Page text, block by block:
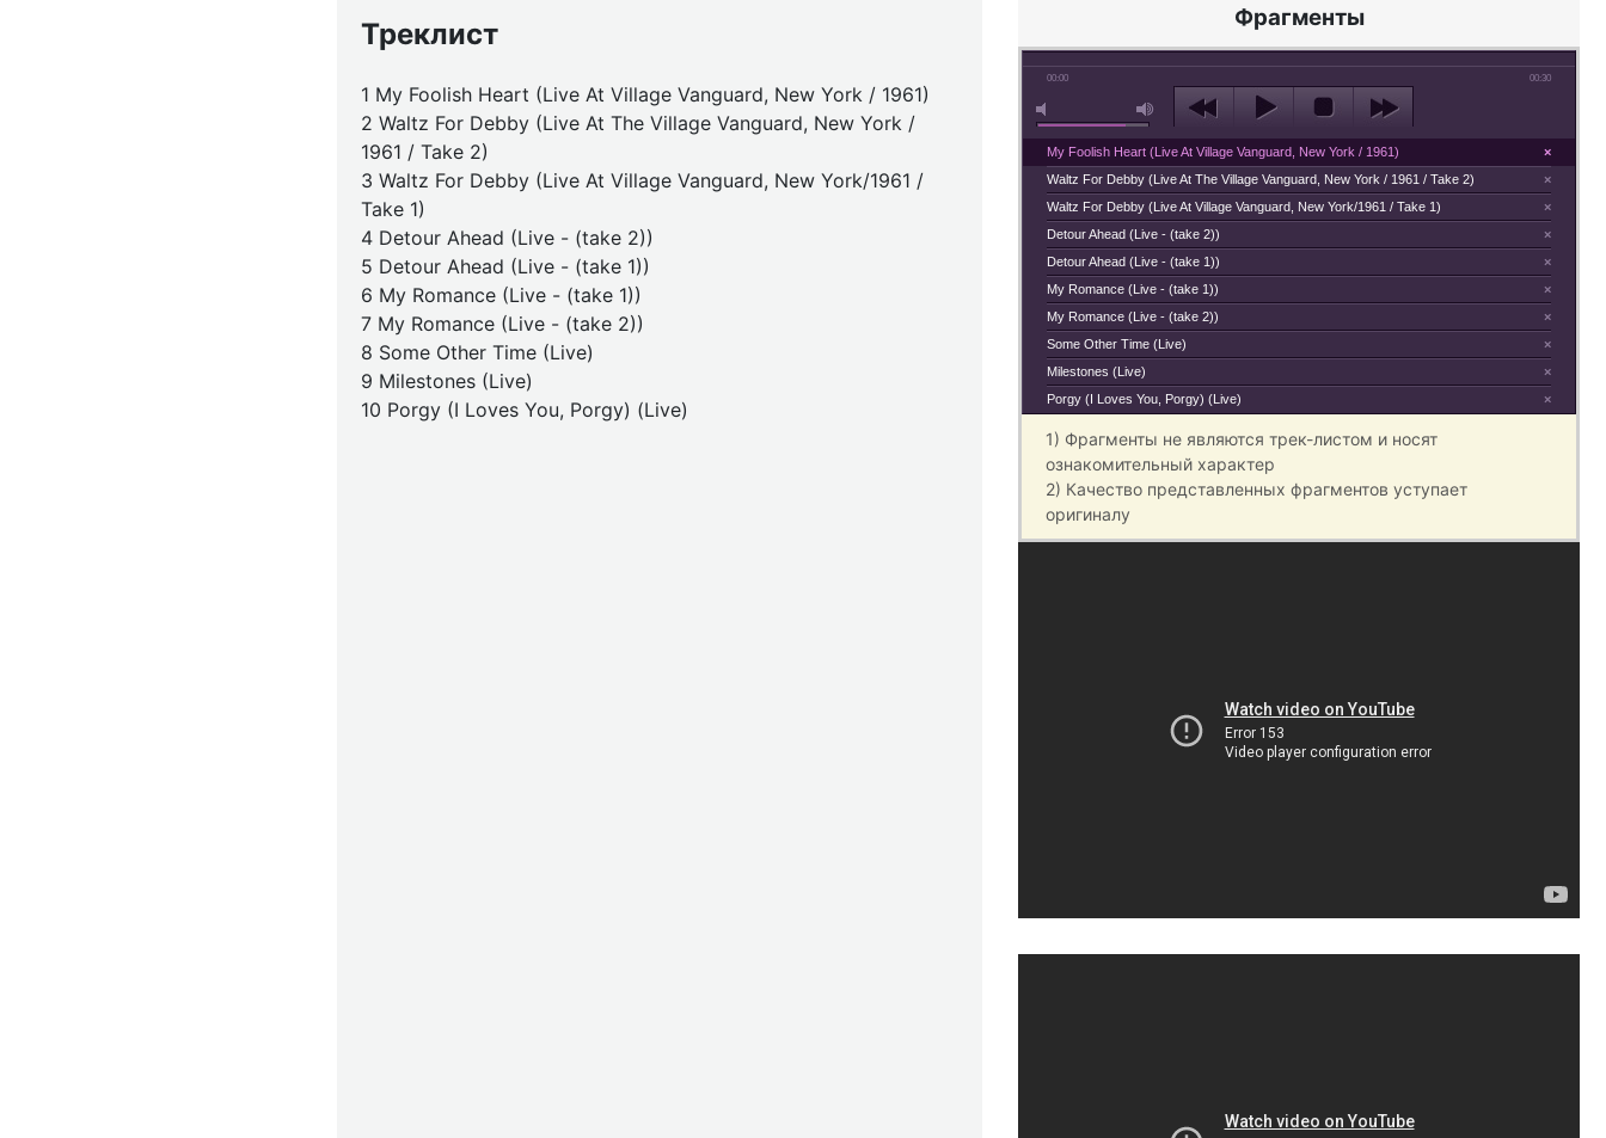
Треклист
1 My Foolish Heart (Live At Village Vanguard, New York / 1961)
2 Waltz For Debby (Live At The Village Vanguard, New York /
1961 / Take 2)
3 Waltz For Debby (Live At Village Vanguard, New York/1961 /
Take 1)
4 Detour Ahead (Live - (take 2))
5 Detour Ahead (Live - (take 1))
6 My Romance (Live - (take 1))
7 My Romance (Live - (take 2))
8 Some Other Time (Live)
9 Milestones (Live)
10 Porgy (I Loves You, Porgy) (Live)
Фрагменты
00:00 00:30
×
My Foolish Heart (Live At Village Vanguard, New York / 1961)
×
Waltz For Debby (Live At The Village Vanguard, New York / 1961 / Take 2)
×
Waltz For Debby (Live At Village Vanguard, New York/1961 / Take 1)
×
Detour Ahead (Live - (take 2))
×
Detour Ahead (Live - (take 1))
×
My Romance (Live - (take 1))
×
My Romance (Live - (take 2))
×
Some Other Time (Live)
×
Milestones (Live)
×
Porgy (I Loves You, Porgy) (Live)
1) Фрагменты не являются трек-листом и носят
ознакомительный характер
2) Качество представленных фрагментов уступает
оригиналу